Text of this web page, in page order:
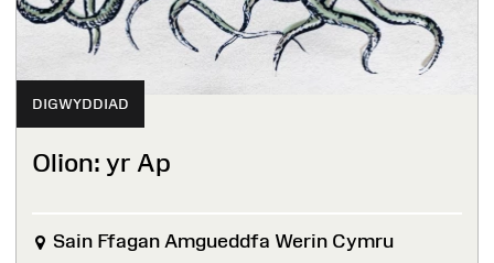
DIGWYDDIAD
Olion: yr Ap
Sain Ffagan Amgueddfa Werin Cymru